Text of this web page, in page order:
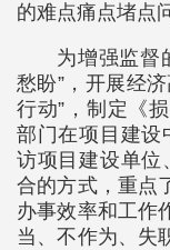
的难点痛点堵点
为增强监督
愁盼”，开展经
行动”，制定《
部门在项目建设
访项目建设单位
合的方式，重点
办事效率和工作
当、不作为、失